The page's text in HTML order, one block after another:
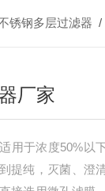
锈钢多层过滤器 /
厂家
用于浓度50%以
提纯，灭菌、澄